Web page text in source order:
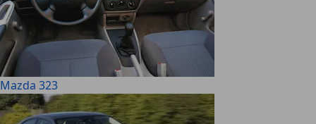
Mazda 323